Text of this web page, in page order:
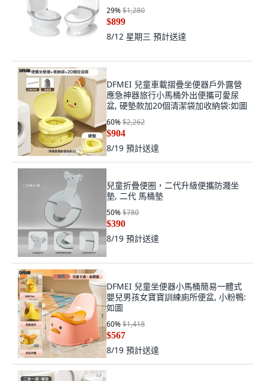
29%$1,280
$899
8/12 星期三 預計送達
DFMEI 兒童車載摺疊坐便器戶外露營
應急神器旅行小馬桶外出便攜可愛尿
盆, 硬墊款加20個清潔袋加收納袋:如圖
60%$2,262
$904
8/19 預計送達
兒童折疊便圈，二代升級便攜防濺坐
墊, 二代 馬桶墊
50%$780
$390
8/19 預計送達
DFMEI 兒童坐便器小馬桶簡易一體式
嬰兒男孩女寶寶訓練廁所便盆, 小粉鴨:
如圖
60%$1,418
$567
8/19 預計送達